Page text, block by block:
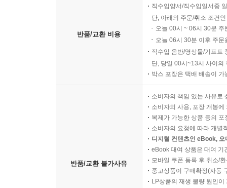
반품/교환 비용
직수입양서/직수입일서중
단, 아래의 주문/취소 조건
오늘 00시 ~ 06시 30분
오늘 06시 30분 이후 주
직수입 음반/영상물/기프트
단, 당일 00시~13시 사이의
박스 포장은 택배 배송이
반품/교환 불가사유
소비자의 책임 있는 사유로
소비자의 사용, 포장 개봉
복제가 가능한 상품 등의
소비자의 요청에 따라 개별
디지털 컨텐츠인 eBook,
eBook 대여 상품은 대여 기
모바일 쿠폰 등록 후 취소/
중고상품이 구매확정(자동
LP상품의 재생 불량 원인